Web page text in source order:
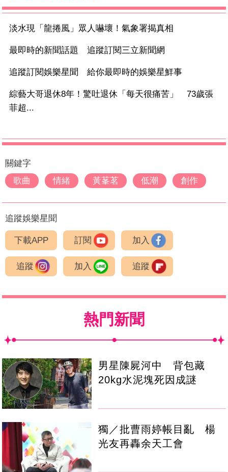
淡水現「龍捲風」眾人嚇壞！氣象署揭真相
最即時的新聞話題 追蹤訂閱三立新聞網
追蹤訂閱娛樂星聞 給你最即時的娛樂星鮮事
綜藝大哥退休8年！驚吐退休「每天很痛苦」 73歲張
菲超...
關鍵字
歌曲
情緒 黃莑茗 低潮 創作
追蹤娛樂星聞
下載APP 訂閱 加入
追蹤 加入 追蹤
熱門新聞
男星陳屍河中 背包藏
20kg水泥塊死因成謎
獨／批曹雨婷帳目亂 楊
光友再轟余天工會